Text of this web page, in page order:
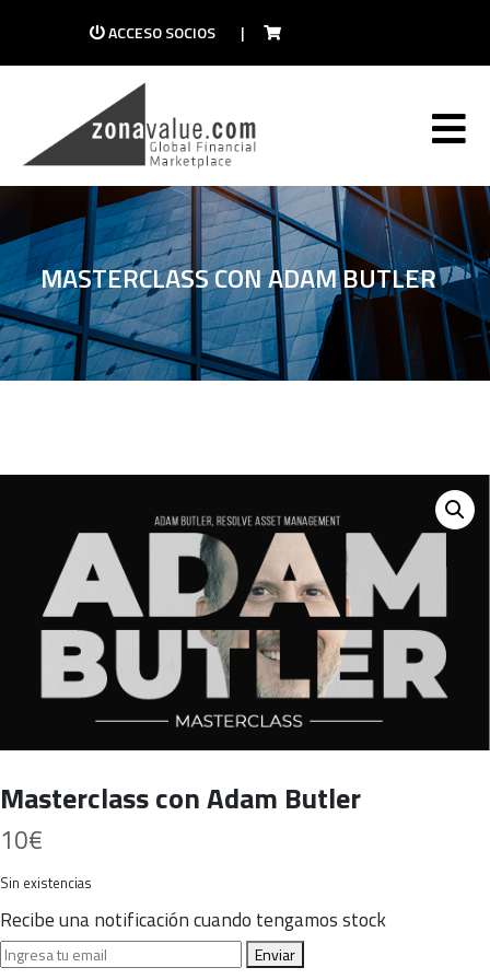
ACCESO SOCIOS |
MASTERCLASS CON ADAM BUTLER
Masterclass con Adam Butler
10€
Sin existencias
Recibe una notificación cuando tengamos stock
Enviar